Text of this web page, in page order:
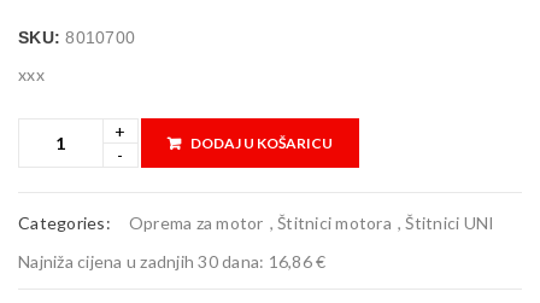
SKU:8010700
xxx
DODAJ U KOŠARICU
Categories: Oprema za motor , Štitnici motora ,Štitnici UNI
Najniža cijena u zadnjih 30 dana: 16,86 €